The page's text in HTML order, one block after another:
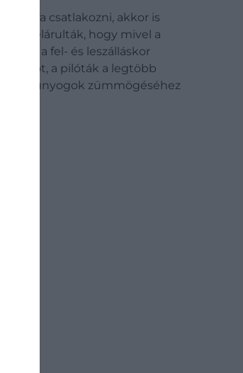
csatlakozni, akkor is
elárulták, hogy mivel a
a fel- és leszálláskor
a pilóták a legtöbb
a szúnyogok zümmögéséhez